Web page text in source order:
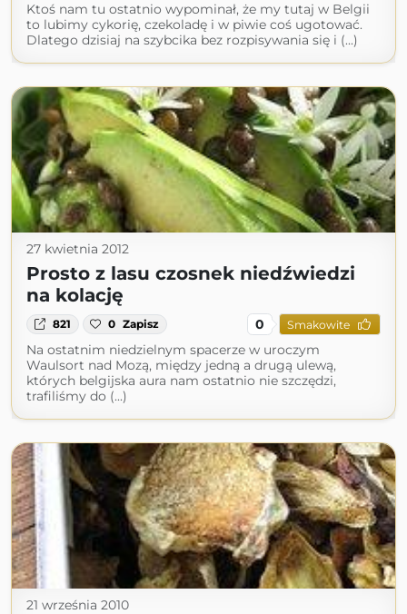
Ktoś nam tu ostatnio wypominał, że my tutaj w Belgii
to lubimy cykorię, czekoladę i w piwie coś ugotować.
Dlatego dzisiaj na szybcika bez rozpisywania się i (...)
27 kwietnia 2012
Prosto z lasu czosnek niedźwiedzi
na kolację
821 0 Zapisz 0 Smakowite
Na ostatnim niedzielnym spacerze w uroczym
Waulsort nad Mozą, między jedną a drugą ulewą,
których belgijska aura nam ostatnio nie szczędzi,
trafiliśmy do (...)
21 września 2010